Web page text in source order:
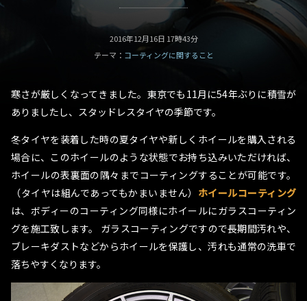
2016年12月16日 17時43分
テーマ： コーティングに関すること
寒さが厳しくなってきました。東京でも11月に54年ぶりに積雪が
ありましたし、スタッドレスタイヤの季節です。
冬タイヤを装着した時の夏タイヤや新しくホイールを購入される
場合に、このホイールのような状態でお持ち込みいただければ、
ホイールの表裏面の隅々までコーティングすることが可能です。
（タイヤは組んであってもかまいません） ホイールコーティング
は、ボディーのコーティング同様にホイールにガラスコーティン
グを施工致します。 ガラスコーティングですので長期間汚れや、
ブレーキダストなどからホイールを保護し、汚れも通常の洗車で
落ちやすくなります。